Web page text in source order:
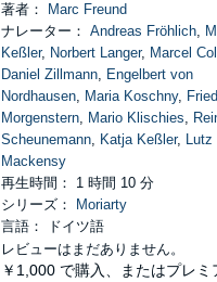
著者：
Marc Freund
ナレーター： Andreas Fröhlich,
Keßler, Norbert Langer, Marcel
Daniel Zillmann, Engelbert von
Nordhausen, Maria Koschny,
Morgenstern, Mario Klischies,
Scheunemann, Katja Keßler, Lutz
Mackensy
再生時間： 1 時間 10 分
シリーズ：
Moriarty
言語： ドイツ語
レビューはまだありません。
￥1,000 で購入、またはプレミ